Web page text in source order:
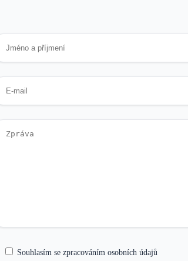
Souhlasím se zpracováním osobních údajů